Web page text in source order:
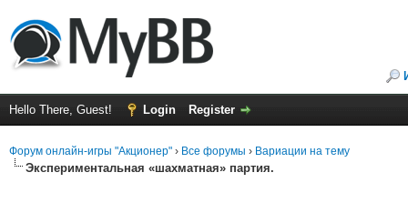
Hello There, Guest! Login Register
Форум онлайн-игры "Акционер" › Все форумы › Вариации на тему
Экспериментальная «шахматная» партия.